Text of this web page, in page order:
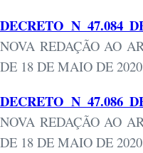
DECRETO N 47.084
NOVA REDAÇÃO AO
DE 18 DE MAIO DE
DECRETO N 47.086
NOVA REDAÇÃO AO
DE 18 DE MAIO DE